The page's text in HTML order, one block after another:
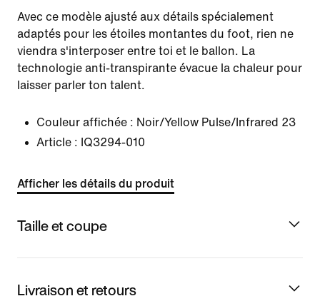
Avec ce modèle ajusté aux détails spécialement
adaptés pour les étoiles montantes du foot, rien ne
viendra s'interposer entre toi et le ballon. La
technologie anti-transpirante évacue la chaleur pour
laisser parler ton talent.
Couleur affichée : Noir/Yellow Pulse/Infrared 23
Article : IQ3294-010
Afficher les détails du produit
Taille et coupe
Livraison et retours